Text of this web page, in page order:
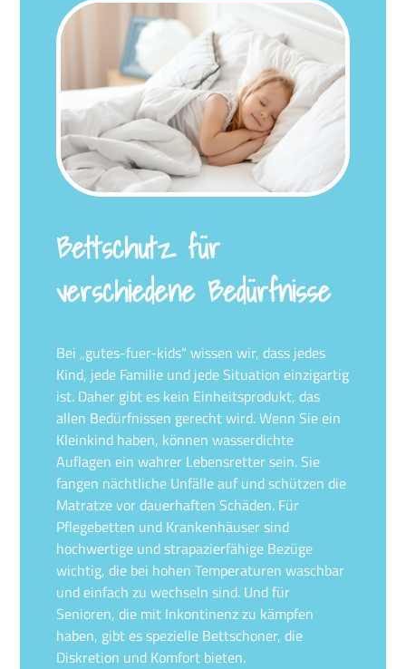
Bettschutz für
verschiedene Bedürfnisse
Bei „gutes-fuer-kids“ wissen wir, dass jedes
Kind, jede Familie und jede Situation einzigartig
ist. Daher gibt es kein Einheitsprodukt, das
allen Bedürfnissen gerecht wird. Wenn Sie ein
Kleinkind haben, können wasserdichte
Auflagen ein wahrer Lebensretter sein. Sie
fangen nächtliche Unfälle auf und schützen die
Matratze vor dauerhaften Schäden. Für
Pflegebetten und Krankenhäuser sind
hochwertige und strapazierfähige Bezüge
wichtig, die bei hohen Temperaturen waschbar
und einfach zu wechseln sind. Und für
Senioren, die mit Inkontinenz zu kämpfen
haben, gibt es spezielle Bettschoner, die
Diskretion und Komfort bieten.